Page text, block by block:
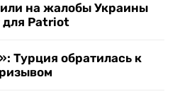
на жалобы Украины
для Patriot
Турция обратилась к